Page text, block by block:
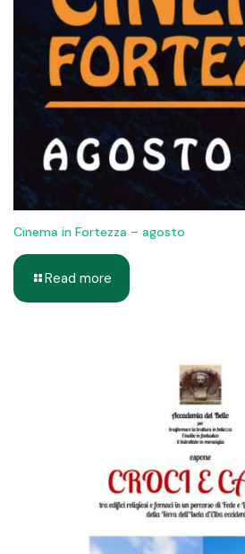
Cinema in Fortezza – agosto
Read more